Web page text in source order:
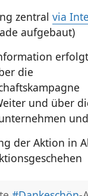
zentralvia
aufgebaut)
die
und über
der Aktion in